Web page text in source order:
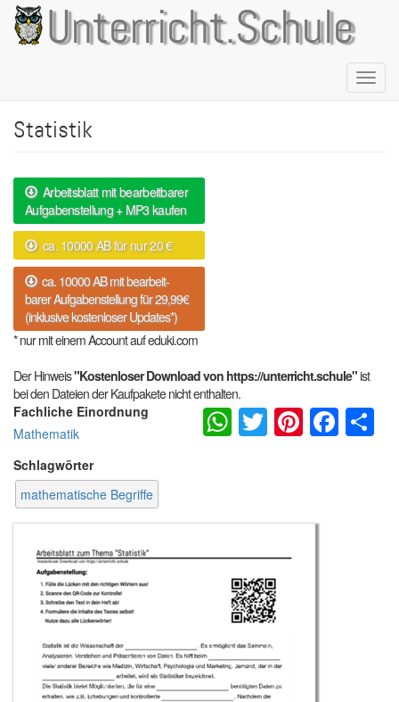
Direkt
zum
Inhalt
Unterricht.Schule
Statistik
Arbeitsblatt mit bearbeitbarer
Aufgabenstellung + MP3 kaufen
ca. 10000 AB für nur 20 €
ca. 10000 AB mit bearbeit-
barer Aufgabenstellung für 29,99€
(inklusive kostenloser Updates*)
* nur mit einem Account auf eduki.com
Der Hinweis"Kostenloser Download von https://unterricht.schule"ist
bei den Dateien der Kaufpakete nicht enthalten.
Fachliche Einordnung
Mathematik
Schlagwörter
mathematische Begriffe
WhatsApp
Twitter